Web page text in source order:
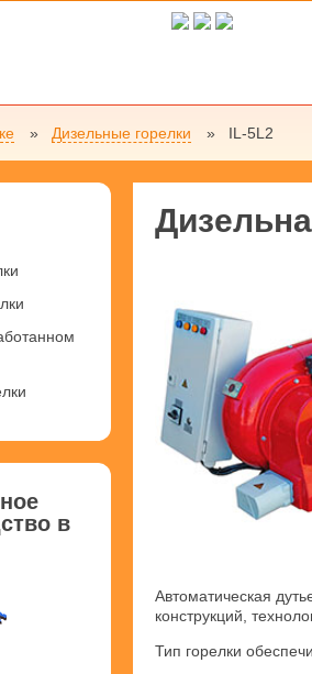
Дизельные горелки IL-5L2
Автоматическая
конструкций,
Тип горелки
в